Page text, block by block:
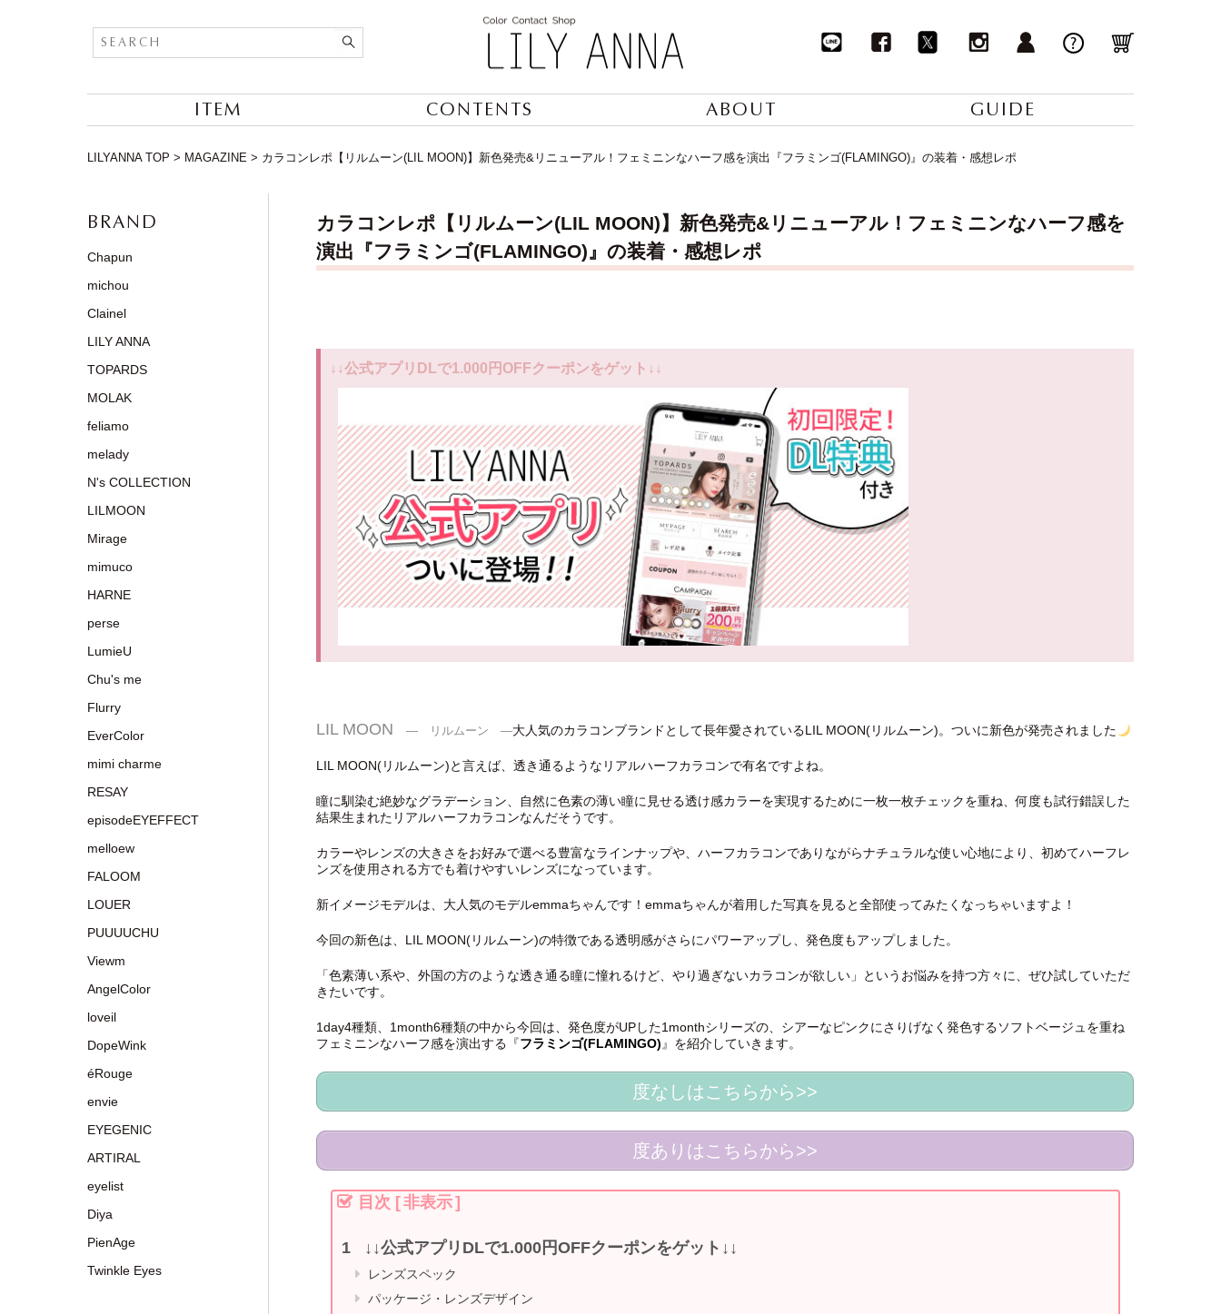
ITEM CONTENTS ABOUT GUIDE
LILYANNA TOP > MAGAZINE > カラコンレポ【リルムーン(LIL MOON)】新色発売&リニューアル！フェミニンなハーフ感を演出『フラミンゴ(FLAMINGO)』の装着・感想レポ
カラコンレポ【リルムーン(LIL MOON)】新色発売&リニューアル！フェミニンなハーフ感を
演出『フラミンゴ(FLAMINGO)』の装着・感想レポ
↓↓公式アプリDLで1.000円OFFクーポンをゲット↓↓
LIL MOON ― リルムーン ―大人気のカラコンブランドとして長年愛されているLIL MOON(リルムーン)。ついに新色が発売されました
LIL MOON(リルムーン)と言えば、透き通るようなリアルハーフカラコンで有名ですよね。
瞳に馴染む絶妙なグラデーション、自然に色素の薄い瞳に見せる透け感カラーを実現するために一枚一枚チェックを重ね、何度も試行錯誤した
結果生まれたリアルハーフカラコンなんだそうです。
カラーやレンズの大きさをお好みで選べる豊富なラインナップや、ハーフカラコンでありながらナチュラルな使い心地により、初めてハーフレ
ンズを使用される方でも着けやすいレンズになっています。
新イメージモデルは、大人気のモデルemmaちゃんです！emmaちゃんが着用した写真を見ると全部使ってみたくなっちゃいますよ！
今回の新色は、LIL MOON(リルムーン)の特徴である透明感がさらにパワーアップし、発色度もアップしました。
「色素薄い系や、外国の方のような透き通る瞳に憧れるけど、やり過ぎないカラコンが欲しい」というお悩みを持つ方々に、ぜひ試していただ
きたいです。
1day4種類、1month6種類の中から今回は、発色度がUPした1monthシリーズの、シアーなピンクにさりげなく発色するソフトベージュを重ね
フェミニンなハーフ感を演出する『フラミンゴ(FLAMINGO) 』を紹介していきます。
度なしはこちらから>>
度ありはこちらから>>
目次 [非表示]
↓↓公式アプリDLで1.000円OFFクーポンをゲット↓↓
レンズスペック
パッケージ・レンズデザイン
BRAND
Chapun
michou
Clainel
LILY ANNA
TOPARDS
MOLAK
feliamo
melady
N's COLLECTION
LILMOON
Mirage
mimuco
HARNE
perse
LumieU
Chu's me
Flurry
EverColor
mimi charme
RESAY
episodeEYEFFECT
melloew
FALOOM
LOUER
PUUUUCHU
Viewm
AngelColor
loveil
DopeWink
éRouge
envie
EYEGENIC
ARTIRAL
eyelist
Diya
PienAge
Twinkle Eyes